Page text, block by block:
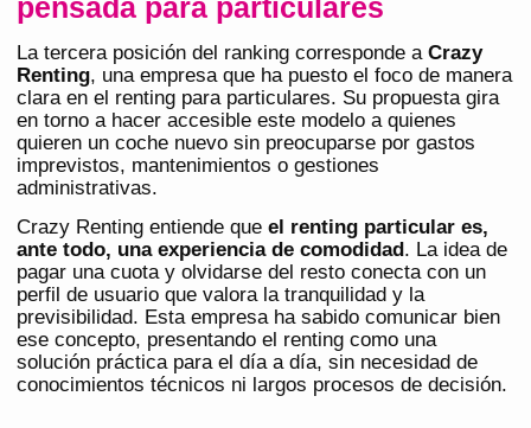
pensada para particulares
La tercera posición del ranking corresponde a Crazy
Renting, una empresa que ha puesto el foco de manera
clara en el renting para particulares. Su propuesta gira
en torno a hacer accesible este modelo a quienes
quieren un coche nuevo sin preocuparse por gastos
imprevistos, mantenimientos o gestiones
administrativas.
Crazy Renting entiende que el renting particular es,
ante todo, una experiencia de comodidad . La idea de
pagar una cuota y olvidarse del resto conecta con un
perfil de usuario que valora la tranquilidad y la
previsibilidad. Esta empresa ha sabido comunicar bien
ese concepto, presentando el renting como una
solución práctica para el día a día, sin necesidad de
conocimientos técnicos ni largos procesos de decisión.